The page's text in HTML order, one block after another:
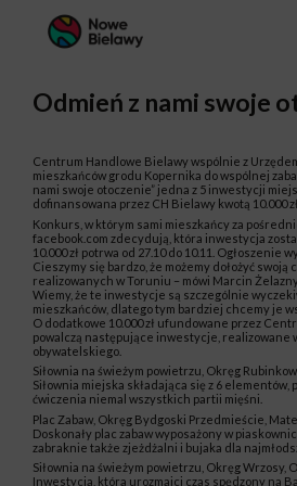
Odmień z nami swoje
Centrum Handlowe Bielawy wspólnie z
mieszkańców grodu Kopernika do wspólnej
nami swoje otoczenie” jedna z 5 inwestycji
dofinansowana przez CH Bielawy kwotą 10.000 zł.
Konkurs, w którym sami mieszkańcy za
facebook.com zdecydują, która inwestycja
10.000 zł potrwa od 27.10 do 10.11. Ogłoszenie
Cieszymy się bardzo, że możemy dołożyć
realizowanych w Toruniu – mówi Marcin
Wiemy, że te inwestycje są szczególnie
mieszkańców, dlatego tym bardziej chcemy je
O dodatkowe 10.000 zł ufundowane przez
powalczą następujące inwestycje, realizowane
obywatelskiego.
Siłownia na świeżym powietrzu, Okręg
Siłownia miejska składająca się z 6 elementów,
ćwiczenia niemal wszystkich partii mięśni.
Plac Zabaw, Okręg Bydgoski Przedmieście,
Doskonały plac zabaw wyposażony w
zabraknie także zjeżdżalni i bujaka dla
Siłownia na świeżym powietrzu, Okręg Wrzosy,
Inwestycja, która urozmaici czas spędzony na